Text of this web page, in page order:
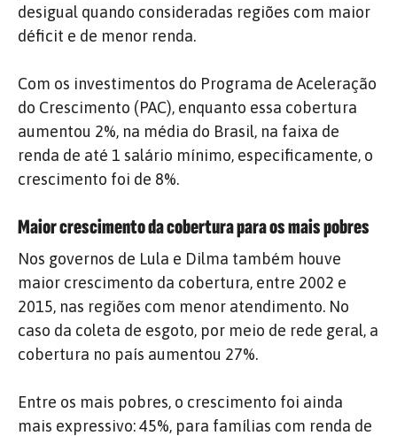
desigual quando consideradas regiões com maior
déficit e de menor renda.
Com os investimentos do Programa de Aceleração
do Crescimento (PAC), enquanto essa cobertura
aumentou 2%, na média do Brasil, na faixa de
renda de até 1 salário mínimo, especificamente, o
crescimento foi de 8%.
Maior crescimento da cobertura para os mais pobres
Nos governos de Lula e Dilma também houve
maior crescimento da cobertura, entre 2002 e
2015, nas regiões com menor atendimento. No
caso da coleta de esgoto, por meio de rede geral, a
cobertura no país aumentou 27%.
Entre os mais pobres, o crescimento foi ainda
mais expressivo: 45%, para famílias com renda de